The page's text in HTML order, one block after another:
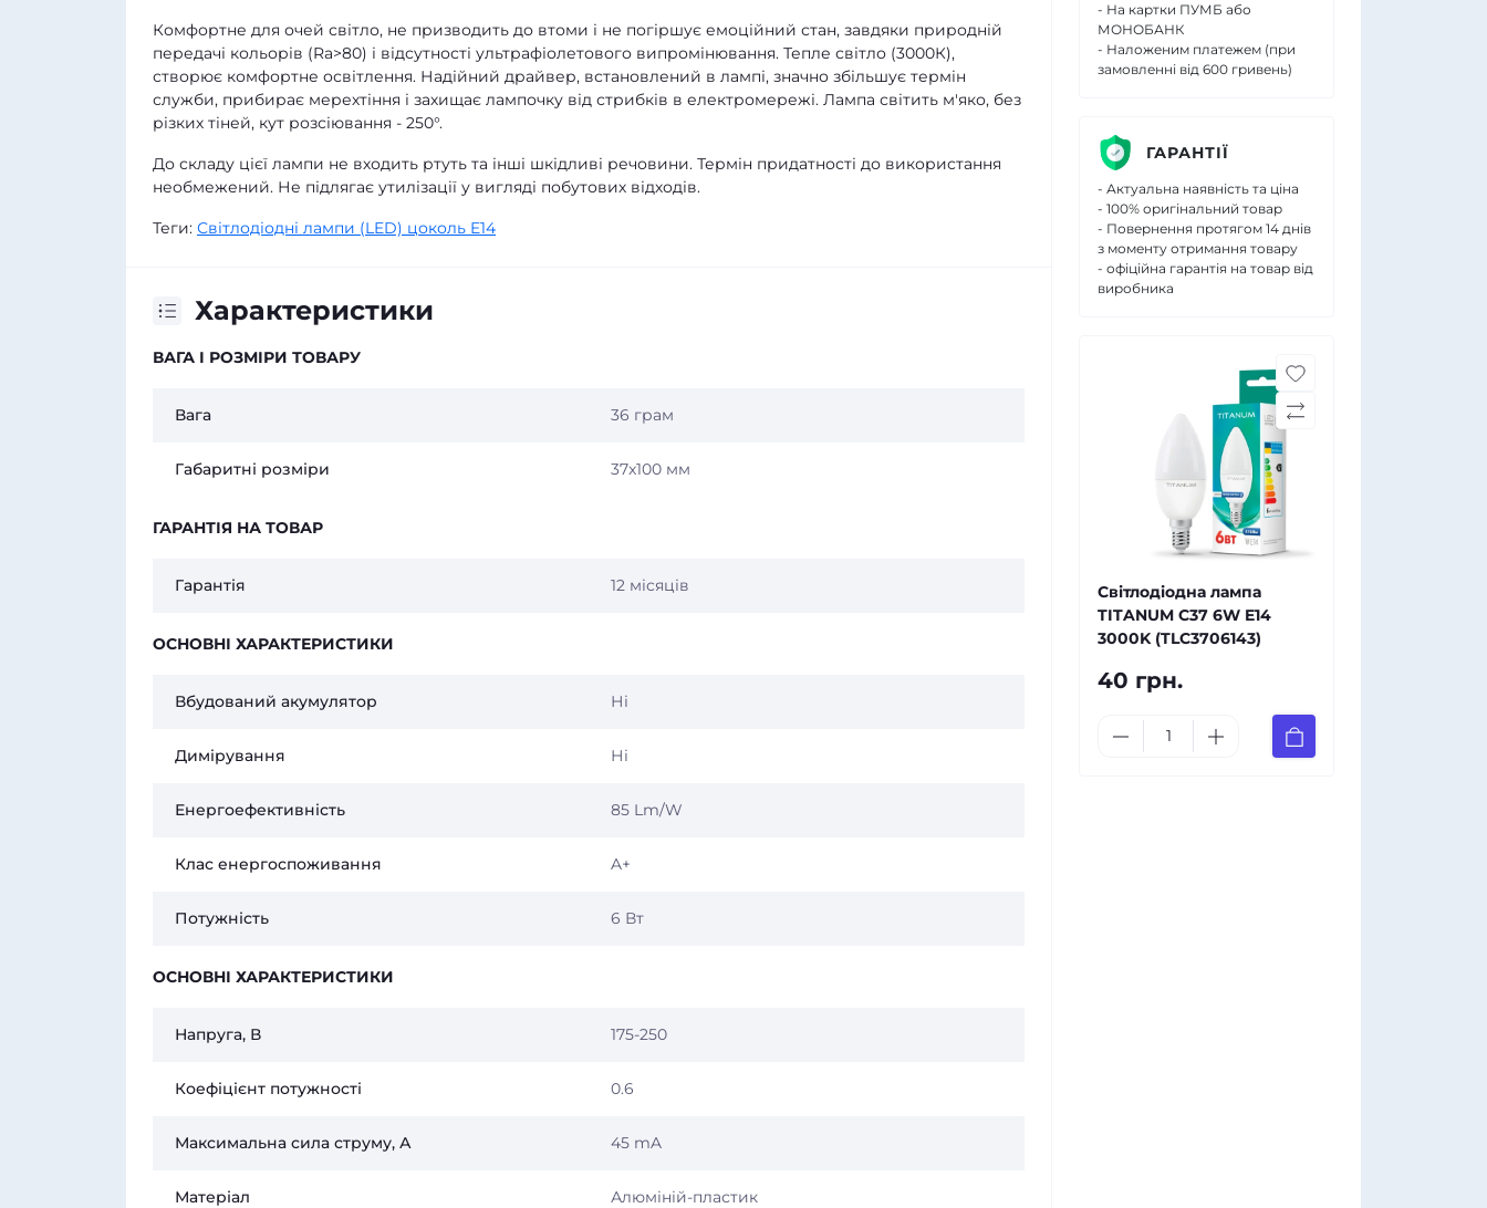
Комфортне для очей світло, не призводить до втоми і не погіршує емоційний стан, завдяки природній
передачі кольорів (Ra>80) і відсутності ультрафіолетового випромінювання. Тепле світло (3000К),
створює комфортне освітлення. Надійний драйвер, встановлений в лампі, значно збільшує термін
служби, прибирає мерехтіння і захищає лампочку від стрибків в електромережі. Лампа світить м'яко, без
різких тіней, кут розсіювання - 250°.
До складу цієї лампи не входить ртуть та інші шкідливі речовини. Термін придатності до використання
необмежений. Не підлягає утилізації у вигляді побутових відходів.
Теги: Світлодіодні лампи (LED) цоколь E14
Характеристики
ВАГА І РОЗМІРИ ТОВАРУ
Вага 36 грам
Габаритні розміри 37x100 мм
ГАРАНТІЯ НА ТОВАР
Гарантія 12 місяців
ОСНОВНІ ХАРАКТЕРИСТИКИ
Вбудований акумулятор Ні
Димірування Ні
Енергоефективність 85 Lm/W
Клас енергоспоживання A+
Потужність 6 Вт
ОСНОВНІ ХАРАКТЕРИСТИКИ
Напруга, В 175-250
Коефіцієнт потужності 0.6
Максимальна сила струму, А 45 mA
Матеріал Алюміній-пластик
- На картки ПУМБ або
МОНОБАНК
- Наложеним платежем (при
замовленні від 600 гривень)
ГАРАНТІЇ
- Актуальна наявність та ціна
- 100% оригінальний товар
- Повернення протягом 14 днів
з моменту отримання товару
- офіційна гарантія на товар від
виробника
Світлодіодна лампа
TITANUM C37 6W E14
3000K (TLС3706143)
40 грн.